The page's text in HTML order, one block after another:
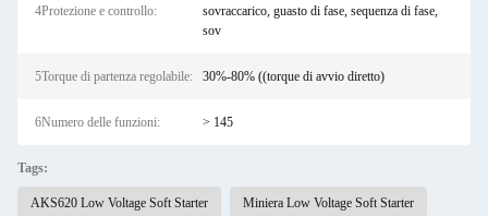
4Protezione e controllo:
sovraccarico, guasto di fase, sequenza di fase,
sov
5Torque di partenza regolabile: 30%-80% ((torque di avvio diretto)
6Numero delle funzioni: > 145
Tags:
AKS620 Low Voltage Soft Starter Miniera Low Voltage Soft Starter